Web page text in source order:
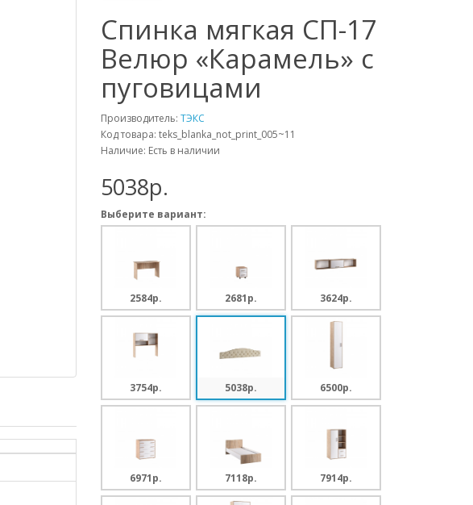
Спинка мягкая СП-17
Велюр «Карамель» с
пуговицами
Производитель: ТЭКС
Код товара: teks_blanka_not_print_005~11
Наличие: Есть в наличии
5038p.
Выберите вариант:
2584p. 2681p. 3624p.
3754p. 5038p. 6500p.
6971p. 7118p. 7914p.